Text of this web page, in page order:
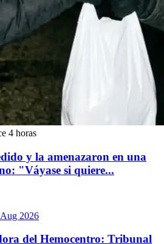
4 horas
y la amenazaron en una
"Váyase si quiere...
2026
del Hemocentro: Tribunal